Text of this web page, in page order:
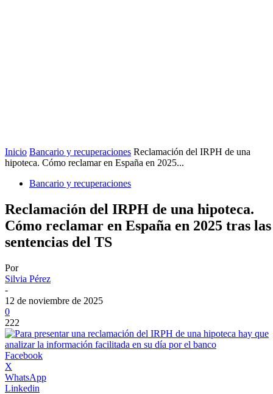
Inicio Bancario y recuperaciones Reclamación del IRPH de una
hipoteca. Cómo reclamar en España en 2025...
Bancario y recuperaciones
Reclamación del IRPH de una hipoteca.
Cómo reclamar en España en 2025 tras las
sentencias del TS
Por
Silvia Pérez
-
12 de noviembre de 2025
0
222
Facebook
X
WhatsApp
Linkedin